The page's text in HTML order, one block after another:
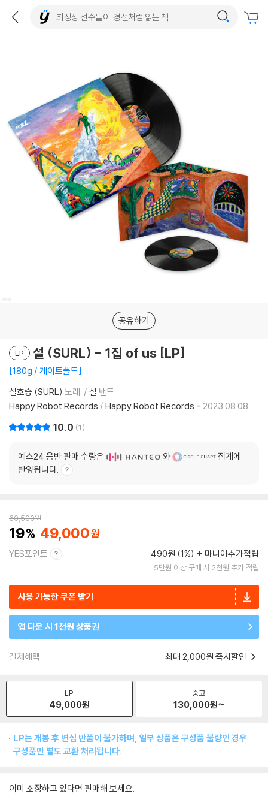
공유하기
LP 설 (SURL) - 1집 of us [LP]
180g / 게이트폴드
설호승 (SURL) 노래 설 밴드
Happy Robot Records / Happy Robot Records 2023.08.08.
10.0 1
예스24 음반 판매 수량은 와
집계에
반영됩니다.
60,500원
19 49,000
YES포인트 490원 (1%) 마니아추가적립
5만원 이상 구매 시 2천원 추가 적립
사용 가능한 쿠폰 받기
앱 다운 시 1천원 상품권
결제혜택 최대 2,000원 즉시할인
LP
49,000원
중고
130,000원~
LP는 개봉 후 변심 반품이 불가하며, 일부 상품은 구성품 불량인 경우
구성품만 별도 교환 처리됩니다.
이미 소장하고 있다면 판매해 보세요.